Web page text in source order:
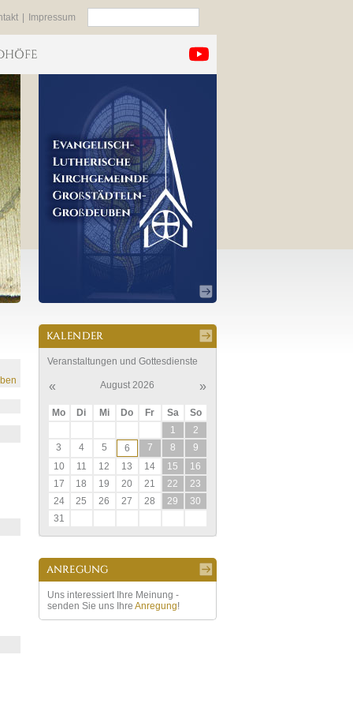
Impressum
Veranstaltungen und Gottesdienste
« August 2026 »
Mo Di Mi Do Fr Sa
So
1
2
3
4 5 6 7 8
9
10
11 12 13 14 15
16
17
18 19 20 21 22
23
24
25 26 27 28 29
30
31
Uns interessiert Ihre Meinung -
senden Sie uns Ihre Anregung!